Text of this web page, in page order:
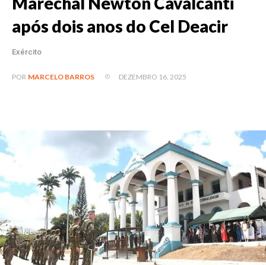
após dois anos do Cel Deacir
Exército
POR MARCELO BARROS DEZEMBRO 16, 2025